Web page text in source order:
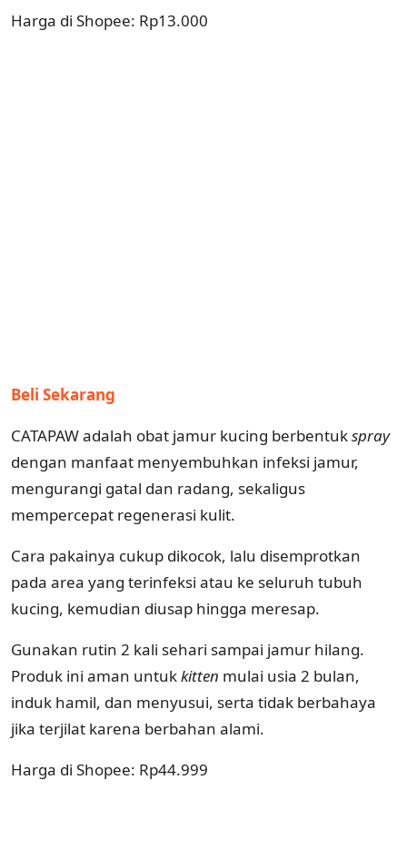
Harga di Shopee: Rp13.000
Beli Sekarang
CATAPAW adalah obat jamur kucing berbentukspray
dengan manfaat menyembuhkan infeksi jamur,
mengurangi gatal dan radang, sekaligus
mempercepat regenerasi kulit.
Cara pakainya cukup dikocok, lalu disemprotkan
pada area yang terinfeksi atau ke seluruh tubuh
kucing, kemudian diusap hingga meresap.
Gunakan rutin 2 kali sehari sampai jamur hilang.
Produk ini aman untukkitten mulai usia 2 bulan,
induk hamil, dan menyusui, serta tidak berbahaya
jika terjilat karena berbahan alami.
Harga di Shopee: Rp44.999